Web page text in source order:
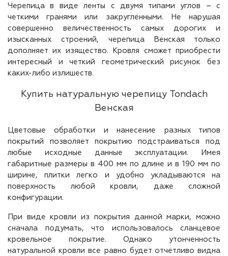
Черепица в виде ленты с двумя типами углов – с
четкими гранями или закруглёнными. Не нарушая
совершенно величественность самых дорогих и
изысканных строений, черепица Венская только
дополняет их изящество. Кровля сможет приобрести
интересный и четкий геометрический рисунок без
каких-либо излишеств.
Купить натуральную черепицу Tondach
Венская
Цветовые обработки и нанесение разных типов
покрытий позволяет покрытию подстраиваться под
любые исходные данные эксплуатации. Имея
габаритные размеры в 400 мм по длине и в 190 мм по
ширине, плитки легко и удобно укладываются на
поверхность любой кровли, даже сложной
конфигурации.
При виде кровли из покрытия данной марки, можно
сначала подумать, что использовалось сланцевое
кровельное покрытие. Однако утонченность
натуральной кровли все равно будет отчетливо видна